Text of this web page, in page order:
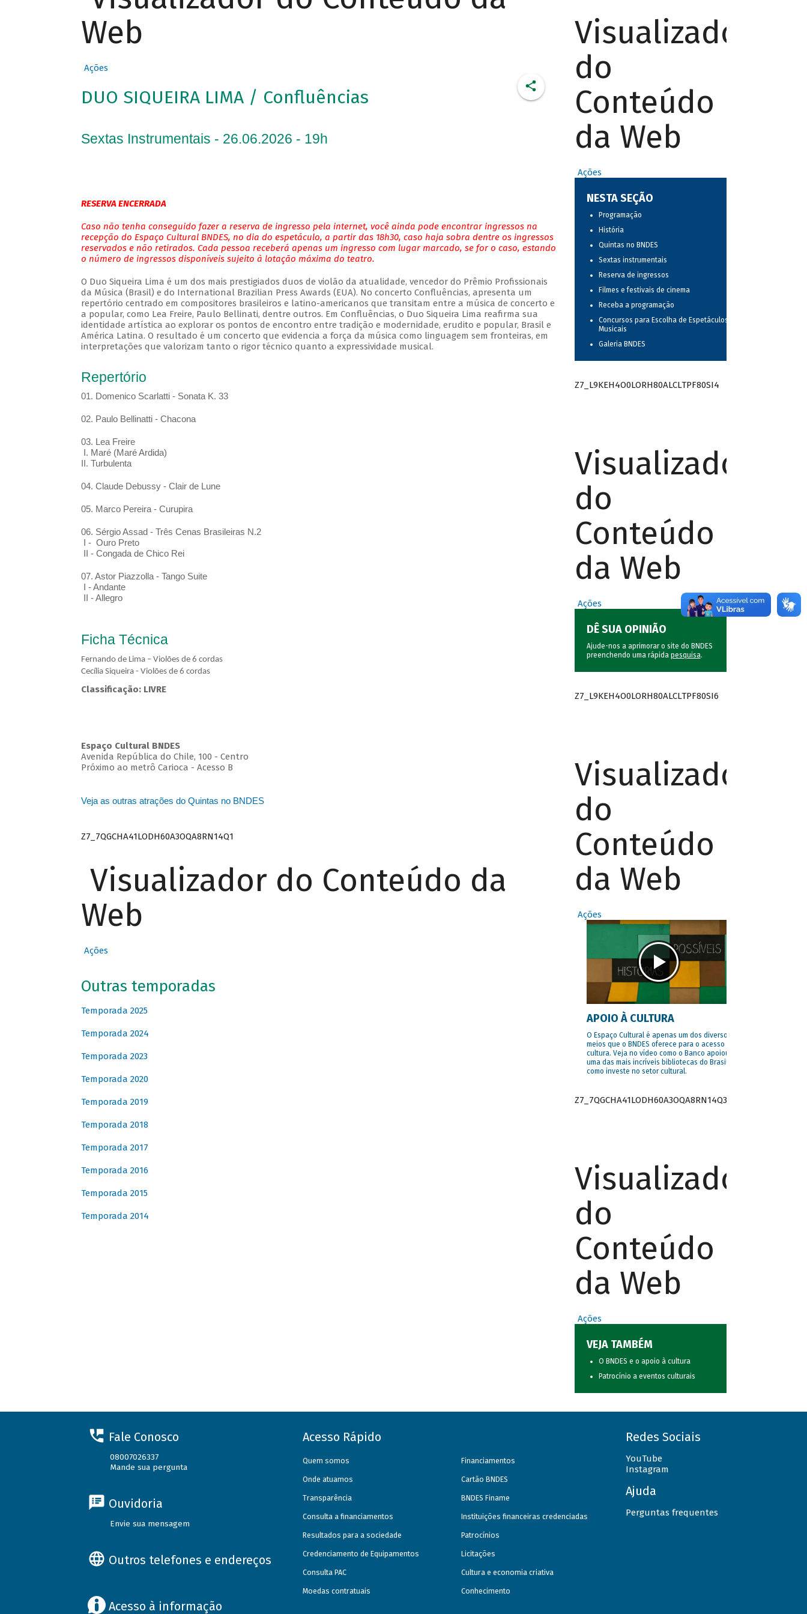
Web
Ações
DUO SIQUEIRA LIMA / Confluências
Sextas Instrumentais - 26.06.2026 - 19h
RESERVA ENCERRADA
Caso não tenha conseguido fazer a reserva de ingresso pela internet, você ainda pode encontrar ingressos na
recepção do Espaço Cultural BNDES, no dia do espetáculo, a partir das 18h30, caso haja sobra dentre os ingressos
reservados e não retirados. Cada pessoa receberá apenas um ingresso com lugar marcado, se for o caso, estando
o número de ingressos disponíveis sujeito à lotação máxima do teatro.
O Duo Siqueira Lima é um dos mais prestigiados duos de violão da atualidade, vencedor do Prêmio Profissionais
da Música (Brasil) e do International Brazilian Press Awards (EUA). No concerto Confluências, apresenta um
repertório centrado em compositores brasileiros e latino-americanos que transitam entre a música de concerto e
a popular, como Lea Freire, Paulo Bellinati, dentre outros. Em Confluências, o Duo Siqueira Lima reafirma sua
identidade artística ao explorar os pontos de encontro entre tradição e modernidade, erudito e popular, Brasil e
América Latina. O resultado é um concerto que evidencia a força da música como linguagem sem fronteiras, em
interpretações que valorizam tanto o rigor técnico quanto a expressividade musical.
Repertório
01. Domenico Scarlatti - Sonata K. 33
02. Paulo Bellinatti - Chacona
03. Lea Freire
I. Maré (Maré Ardida)
II. Turbulenta
04. Claude Debussy - Clair de Lune
05. Marco Pereira - Curupira
06. Sérgio Assad - Três Cenas Brasileiras N.2
I - Ouro Preto
II - Congada de Chico Rei
07. Astor Piazzolla - Tango Suite
I - Andante
II - Allegro
Ficha Técnica
Fernando de Lima – Violões de 6 cordas
Cecília Siqueira - Violões de 6 cordas
Classificação: LIVRE
Espaço Cultural BNDES
Avenida República do Chile, 100 - Centro
Próximo ao metrô Carioca - Acesso B
Veja as outras atrações do Quintas no BNDES
Z7_7QGCHA41LODH60A3OQA8RN14Q1
Visualizador do Conteúdo da
Web
Ações
Outras temporadas
Temporada 2025
Temporada 2024
Temporada 2023
Temporada 2020
Temporada 2019
Temporada 2018
Temporada 2017
Temporada 2016
Temporada 2015
Temporada 2014
Visualizador
do
Conteúdo
da Web
Ações
NESTA SEÇÃO
Programação
História
Quintas no BNDES
Sextas instrumentais
Reserva de ingressos
Filmes e festivais de cinema
Receba a programação
Concursos para Escolha de Espetáculos
Musicais
Galeria BNDES
Z7_L9KEH4O0LORH80ALCLTPF80SI4
Visualizador
do
Conteúdo
da Web
Ações
DÊ SUA OPINIÃO
Ajude-nos a aprimorar o site do BNDES
preenchendo uma rápida pesquisa.
Z7_L9KEH4O0LORH80ALCLTPF80SI6
Visualizador
do
Conteúdo
da Web
Ações
APOIO À CULTURA
O Espaço Cultural é apenas um dos diversos
meios que o BNDES oferece para o acesso à
cultura. Veja no vídeo como o Banco apoiou
uma das mais incríveis bibliotecas do Brasil e
como investe no setor cultural.
Z7_7QGCHA41LODH60A3OQA8RN14Q3
Visualizador
do
Conteúdo
da Web
Ações
VEJA TAMBÉM
O BNDES e o apoio à cultura
Patrocínio a eventos culturais
Fale Conosco
08007026337
Mande sua pergunta
Ouvidoria
Envie sua mensagem
Outros telefones e endereços
Acesso à informação
Acesso Rápido
Quem somos
Onde atuamos
Transparência
Consulta a financiamentos
Resultados para a sociedade
Credenciamento de Equipamentos
Consulta PAC
Moedas contratuais
Financiamentos
Cartão BNDES
BNDES Finame
Instituições financeiras credenciadas
Patrocínios
Licitações
Cultura e economia criativa
Conhecimento
Redes Sociais
YouTube
Instagram
Ajuda
Perguntas frequentes